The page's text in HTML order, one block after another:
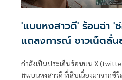
'แบนหงสาวดี' ร้อนฉ่า '
แถลงการณ์ ชาวเน็ตลั่น
กำลังเป็นประเด็นร้อนบน X
#แบนหงสาวดี ที่สืบเนื่องมาจากซีรี